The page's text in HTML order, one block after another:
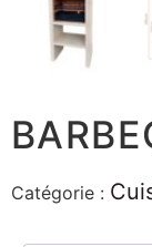
Catégorie :